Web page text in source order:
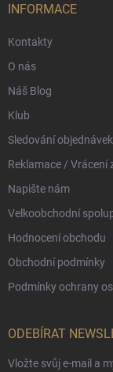
INFORMACE
Kontakty
O nás
Náš Blog
Klub
Sledování objednávek
Reklamace / Vrácení
Napište nám
Velkoobchodní
Hodnocení obchodu
Obchodní podmínky
Podmínky ochrany
ODEBÍRAT
Vložte svůj e-mail a